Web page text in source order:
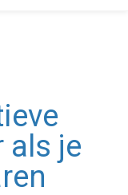
als je